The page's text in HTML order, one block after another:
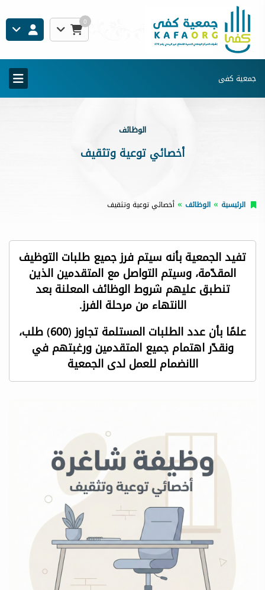
0
جمعية كفى
الوظائف
أخصائي توعية وتثقيف
الرئيسية الوظائف أخصائي توعية وتثقيف
تفيد الجمعية بأنه سيتم فرز جميع طلبات التوظيف
المقدّمة، وسيتم التواصل مع المتقدمين الذين
تنطبق عليهم شروط الوظائف المعلنة بعد
الانتهاء من مرحلة الفرز.
علمًا بأن عدد الطلبات المستلمة تجاوز (600) طلب،
ونقدّر اهتمام جميع المتقدمين ورغبتهم في
الانضمام للعمل لدى الجمعية